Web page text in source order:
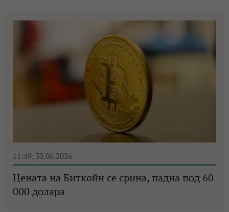
11:49, 30.06.2026
Цената на Биткойн се срина, падна под 60
000 долара